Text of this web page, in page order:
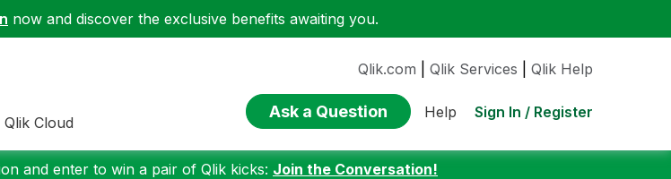
now and discover the exclusive benefits awaiting you.
Cloud
Qlik.com Qlik Services Qlik Help
Ask a Question Help Sign In / Register
and enter to win a pair of Qlik kicks: Join the Conversation!